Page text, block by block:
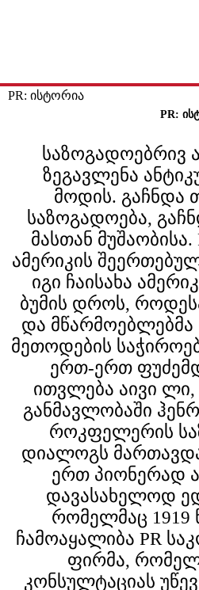
PR: ისტორია
PR:
საზოგადოებრივ
ზეგავლენა
მოდის. გაჩნდა
საზოგადოება,
მასთან
ამერიკის
იგი ჩაისახა
ბუმის დროს,
და
მეთოდების
ერთ-ერთ
ითვლება აივი
განმავლობაში
როკფელერის
დიალოგს
ერთ პიონერად
დავასახელოდ
რომელმაც 1919
ჩამოაყალიბა PR
ფირმა,
კონსულტაციას